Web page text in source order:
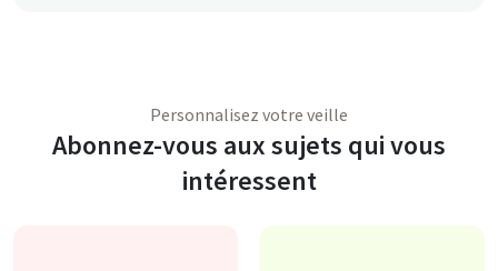
Personnalisez votre veille
Abonnez-vous aux sujets qui vous
intéressent